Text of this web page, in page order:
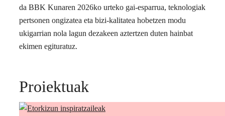
da BBK Kunaren 2026ko urteko gai-esparrua, teknologiak
pertsonen ongizatea eta bizi-kalitatea hobetzen modu
ukigarrian nola lagun dezakeen aztertzen duten hainbat
ekimen egituratuz.
Proiektuak